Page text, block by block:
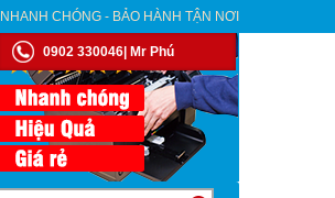
CHÓNG - BẢO HÀNH TẬN NƠI
0902 330046| Mr Phú